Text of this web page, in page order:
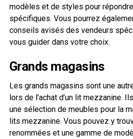
modèles et de styles pour
spécifiques. Vous pourrez
conseils avisés des vendeurs
vous guider dans votre choix.
Grands magasins
Les grands magasins sont une
lors de l’achat d’un lit mezzanine.
une sélection de meubles pour la
lits mezzanine. Vous pouvez y
renommées et une gamme de